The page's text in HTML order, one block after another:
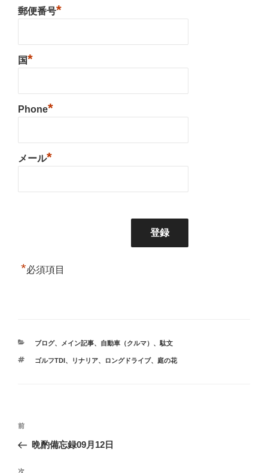
郵便番号*
国*
Phone*
メール*
*必須項目
カ
ゴ
ブログ、 メイン記事、 自動車（クルマ） 、 駄文
タ
ゴルフTDI 、 リナリア、 ロングドライブ、 庭の花
投
ナ
ビ
前
の
稿
前
晩酌備忘録09月12日
次